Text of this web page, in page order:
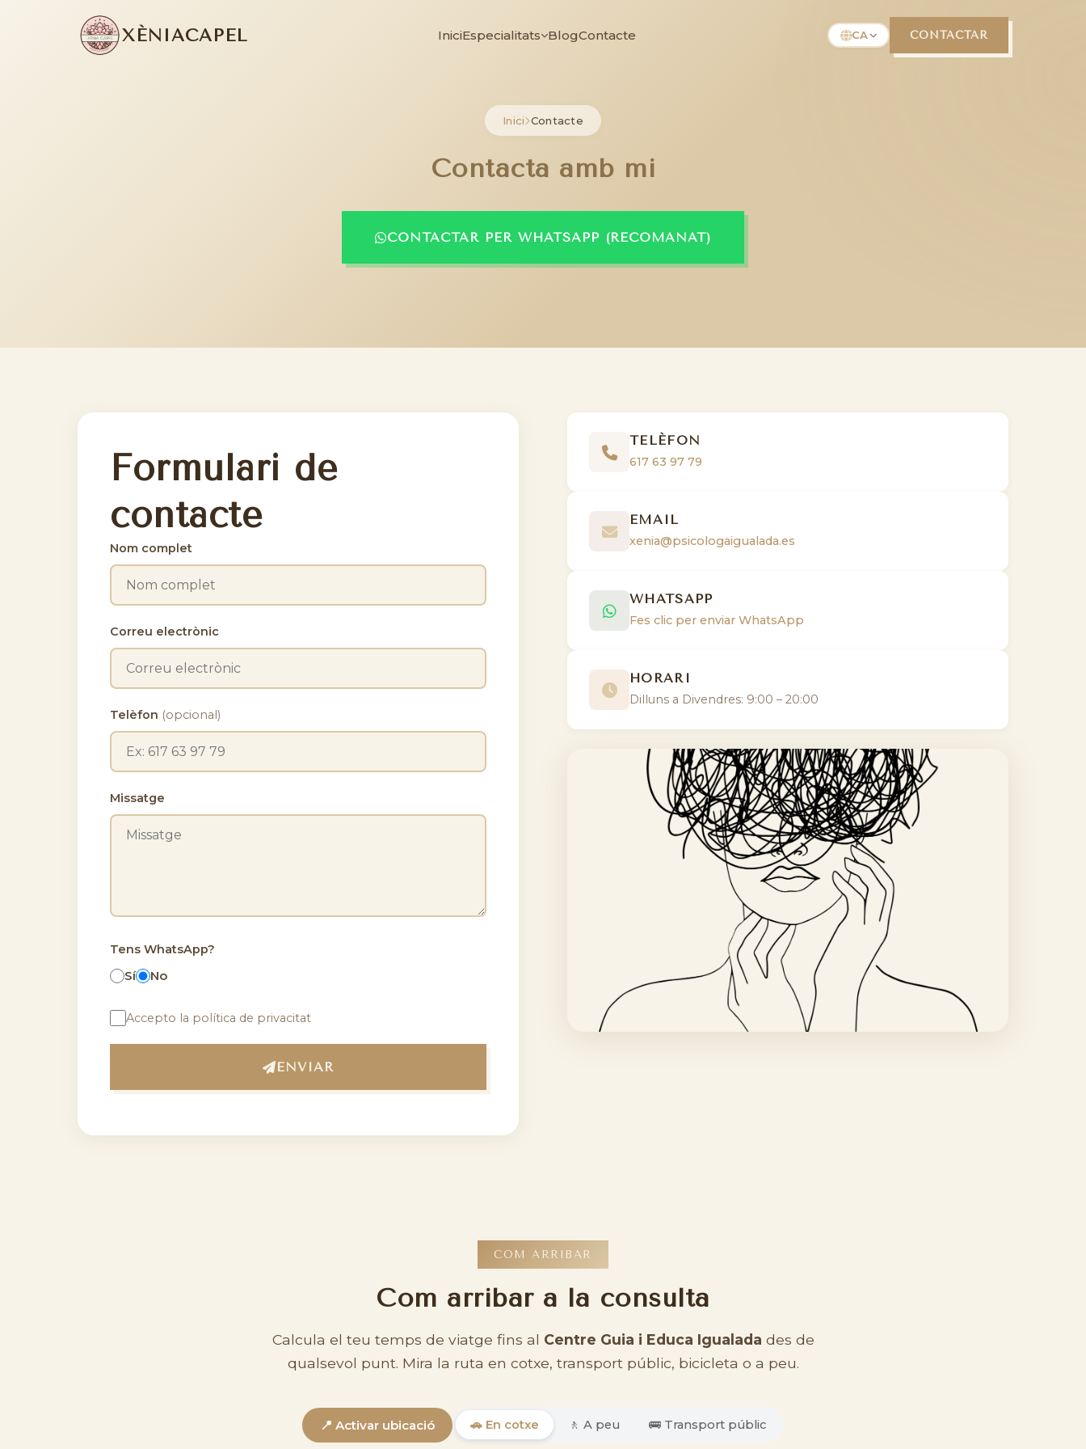
XÈNIACAPEL IniciEspecialitats BlogContacte CA CONTACTAR
Inici Contacte
Contacta amb mi
CONTACTAR PER WHATSAPP (RECOMANAT)
Formulari de
contacte
Nom complet
Correu electrònic
Telèfon (opcional)
Missatge
Tens WhatsApp?
Sí No
Accepto la política de privacitat
ENVIAR
TELÈFON
617 63 97 79
EMAIL
xenia@psicologaigualada.es
WHATSAPP
Fes clic per enviar WhatsApp
HORARI
Dilluns a Divendres: 9:00 – 20:00
COM ARRIBAR
Com arribar a la consulta
Calcula el teu temps de viatge fins al Centre Guia i Educa Igualada des de
qualsevol punt. Mira la ruta en cotxe, transport públic, bicicleta o a peu.
📍 Activar ubicació 🚗 En cotxe 🚶 A peu 🚌 Transport públic